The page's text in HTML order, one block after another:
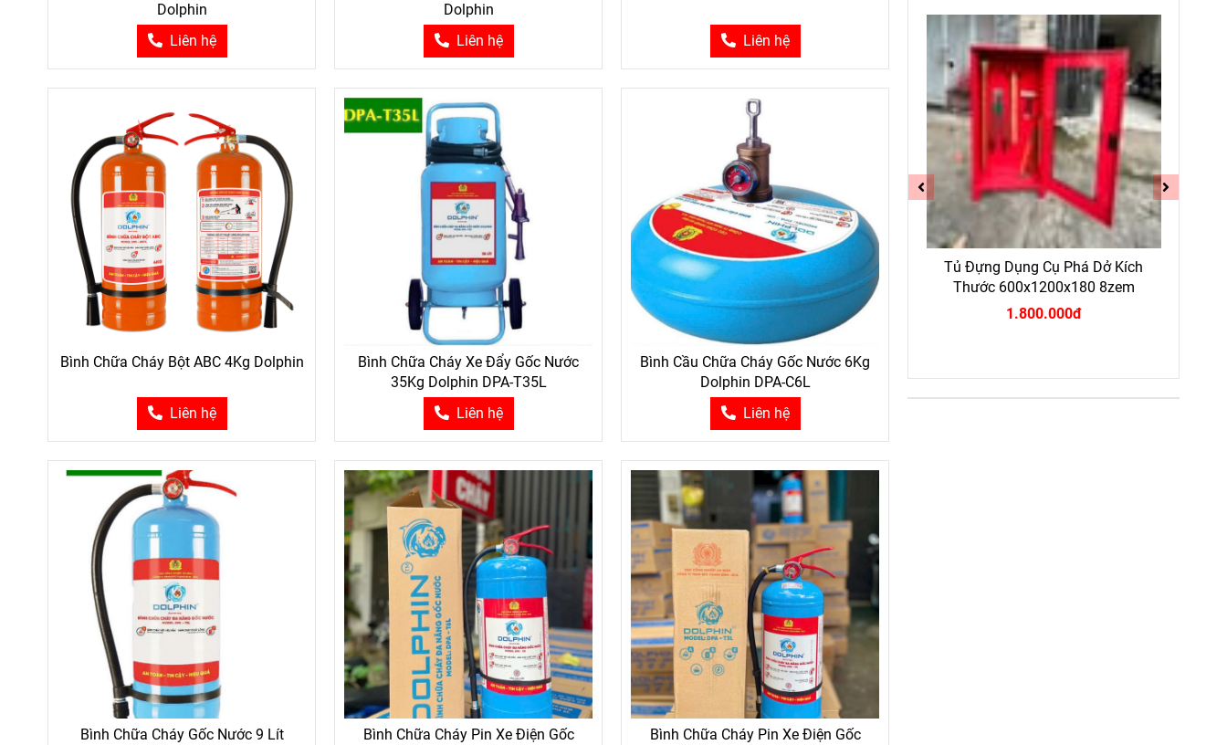
Dolphin
Liên hệ
Dolphin
Liên hệ
Liên hệ
Bình Chữa Cháy Bột ABC 4Kg Dolphin
Liên hệ
Bình Chữa Cháy Xe Đẩy Gốc Nước
35Kg Dolphin DPA-T35L
Liên hệ
Bình Cầu Chữa Cháy Gốc Nước 6Kg
Dolphin DPA-C6L
Liên hệ
Bình Chữa Cháy Gốc Nước 9 Lít
Bình Chữa Cháy Pin Xe Điện Gốc
Bình Chữa Cháy Pin Xe Điện Gốc
Túi Cứu Thương - Túi Y Tế Chuẩn
Bộ Y Tế
Bình Chữa Cháy Bột MFZ1 BC 1KG
(ABC MFZL1)
Bình Chữa Cháy Bột MFZ2 BC 2KG
(ABC MFZL2)
Tủ Đựng Dụng Cụ Phá Dở Kích
Thước 600x1200x180 8zem
1.800.000đ